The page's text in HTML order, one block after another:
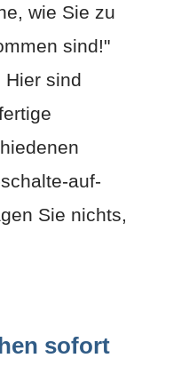
wie Sie zu
sind!"
Hier sind
auf-
Sie nichts,
sofort